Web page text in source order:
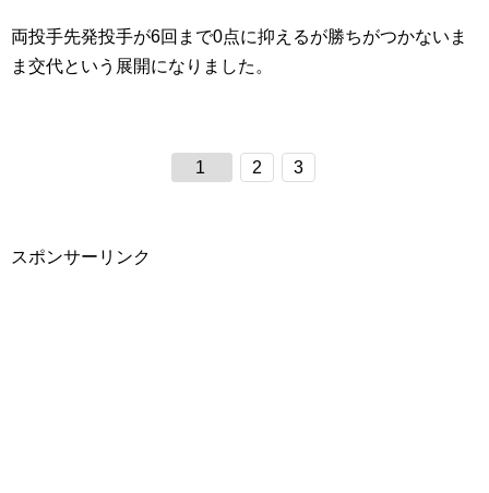
両投手先発投手が6回まで0点に抑えるが勝ちがつかないま
ま交代という展開になりました。
1 2 3
スポンサーリンク